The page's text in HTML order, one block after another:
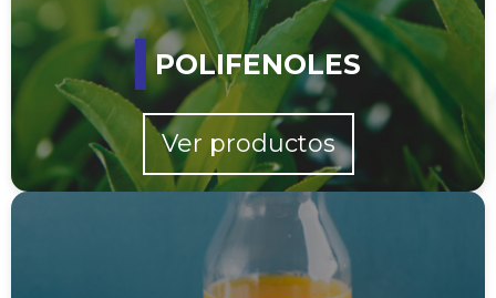
POLIFENOLES
Ver productos